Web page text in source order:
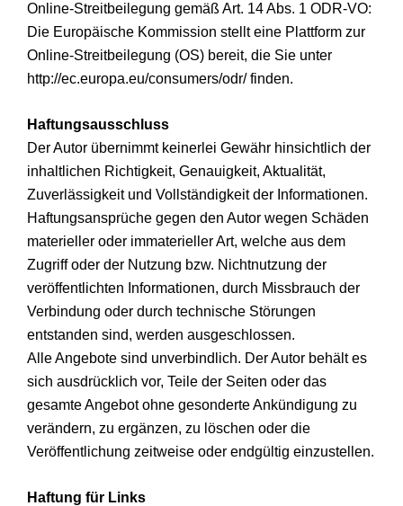
Online-Streitbeilegung gemäß Art. 14 Abs. 1 ODR-VO:
Die Europäische Kommission stellt eine Plattform zur
Online-Streitbeilegung (OS) bereit, die Sie unter
http://ec.europa.eu/consumers/odr/ finden.
Haftungsausschluss
Der Autor übernimmt keinerlei Gewähr hinsichtlich der
inhaltlichen Richtigkeit, Genauigkeit, Aktualität,
Zuverlässigkeit und Vollständigkeit der Informationen.
Haftungsansprüche gegen den Autor wegen Schäden
materieller oder immaterieller Art, welche aus dem
Zugriff oder der Nutzung bzw. Nichtnutzung der
veröffentlichten Informationen, durch Missbrauch der
Verbindung oder durch technische Störungen
entstanden sind, werden ausgeschlossen.
Alle Angebote sind unverbindlich. Der Autor behält es
sich ausdrücklich vor, Teile der Seiten oder das
gesamte Angebot ohne gesonderte Ankündigung zu
verändern, zu ergänzen, zu löschen oder die
Veröffentlichung zeitweise oder endgültig einzustellen.
Haftung für Links